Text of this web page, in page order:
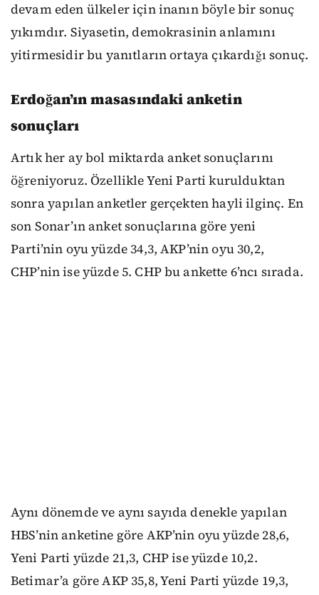
devam eden ülkeler için inanın böyle bir sonuç
yıkımdır. Siyasetin, demokrasinin anlamını
yitirmesidir bu yanıtların ortaya çıkardığı sonuç.
Erdoğan’ın masasındaki anketin
sonuçları
Artık her ay bol miktarda anket sonuçlarını
öğreniyoruz. Özellikle Yeni Parti kurulduktan
sonra yapılan anketler gerçekten hayli ilginç. En
son Sonar’ın anket sonuçlarına göre yeni
Parti’nin oyu yüzde 34,3, AKP’nin oyu 30,2,
CHP’nin ise yüzde 5. CHP bu ankette 6’ncı sırada.
Aynı dönemde ve aynı sayıda denekle yapılan
HBS’nin anketine göre AKP’nin oyu yüzde 28,6,
Yeni Parti yüzde 21,3, CHP ise yüzde 10,2.
Betimar’a göre AKP 35,8, Yeni Parti yüzde 19,3,